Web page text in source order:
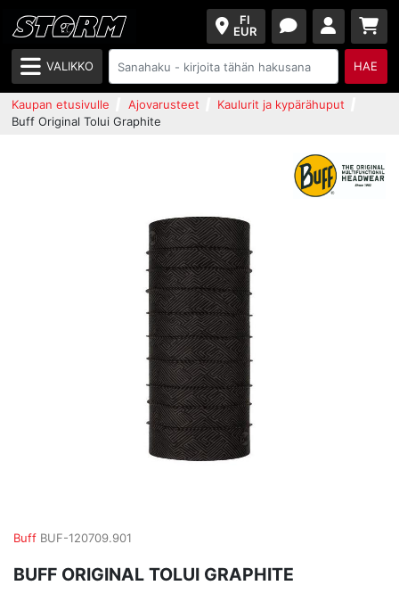
FI
EUR
VALIKKO HAE
Kaupan etusivulle Ajovarusteet
Kaulurit ja kypärähuput
Buff Original Tolui Graphite
Buff BUF-120709.901
BUFF ORIGINAL TOLUI GRAPHITE